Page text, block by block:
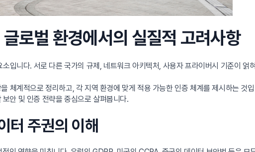
로벌 환경에서의 실질적 고려사항
입니다. 서로 다른 국가의 규제, 네트워크 아키텍처, 사용자 프라이버시 기준이
체계적으로 정리하고, 각 지역 환경에 맞게 적용 가능한 인증 체계를 제시하는 것
안 및 인증 전략을 중심으로 살펴봅니다.
터 주권의 이해